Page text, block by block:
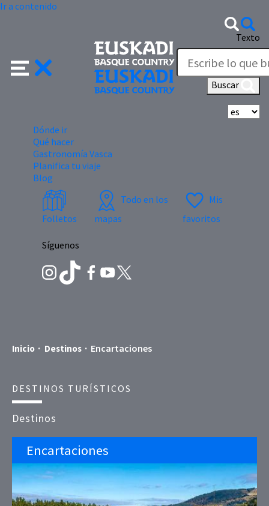
Ir a contenido
Texto
Buscar
Dónde ir
Qué hacer
Gastronomía Vasca
Planifica tu viaje
Blog
Folletos
Todo en los
mapas
Mis
favoritos
Síguenos
Inicio Destinos Encartaciones
DESTINOS TURÍSTICOS
Destinos
Encartaciones